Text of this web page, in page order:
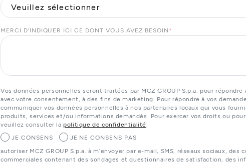
MERCI D'INDIQUER ICI CE DONT VOUS AVEZ BESOIN *
Vos données personnelles seront traitées par MCZ GROUP S.p.a. pour répondre
avec votre consentement, à des fins de marketing. Pour répondre à vos
communiquer vos données personnelles à nos partenaires locaux qui vous
produits, services et/ou informations demandés. Pour exercer vos droits ou pour
veuillez consulter la politique de confidentialité
JE CONSENS
JE NE CONSENS PAS
autoriser MCZ GROUP S.p.a. à m’envoyer par e-mail, SMS, réseaux sociaux, des
commerciales contenant des sondages et questionnaires de satisfaction, des